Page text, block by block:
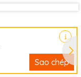
Sao chép